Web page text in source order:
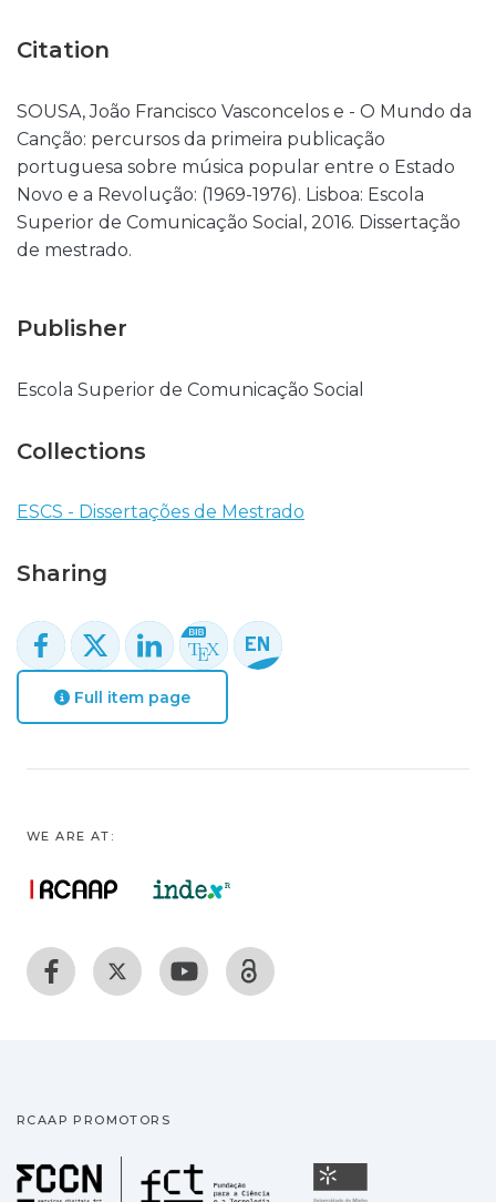
Citation
SOUSA, João Francisco Vasconcelos e - O Mundo da
Canção: percursos da primeira publicação
portuguesa sobre música popular entre o Estado
Novo e a Revolução: (1969-1976). Lisboa: Escola
Superior de Comunicação Social, 2016. Dissertação
de mestrado.
Publisher
Escola Superior de Comunicação Social
Collections
ESCS - Dissertações de Mestrado
Sharing
Full item page
WE ARE AT:
RCAAP PROMOTORS
Fundação para a